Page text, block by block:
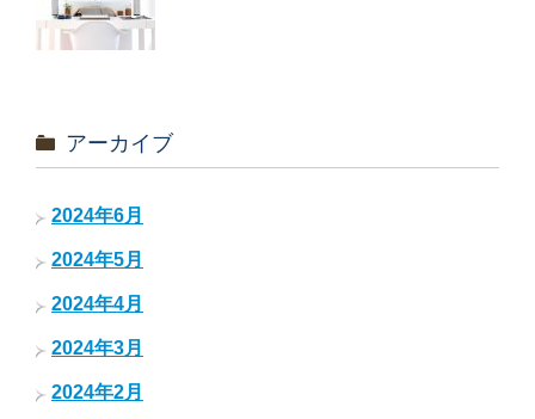
アーカイブ
2024年6月
2024年5月
2024年4月
2024年3月
2024年2月